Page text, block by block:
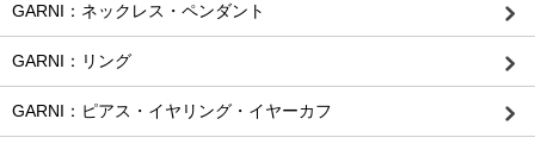
GARNI：ネックレス・ペンダント
GARNI：リング
GARNI：ピアス・イヤリング・イヤーカフ